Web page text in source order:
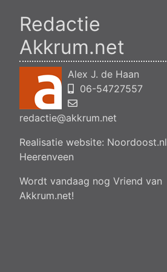
Redactie
Akkrum.net
Alex J. de Haan
06-54727557
redactie@akkrum.net
Realisatie website: Noordoost.nl
Heerenveen
Wordt vandaag nog Vriend van
Akkrum.net!